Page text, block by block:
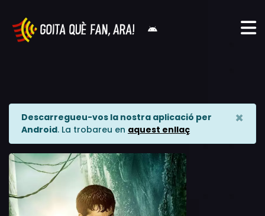
Descarregueu-vos la nostra aplicació per
Android. La trobareu en aquest enllaç
×